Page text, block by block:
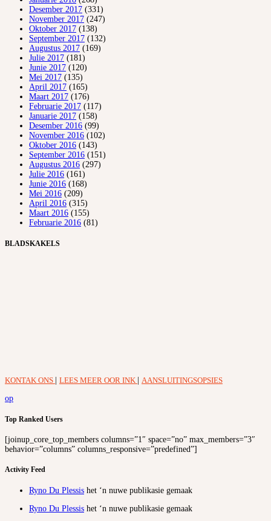
Desember 2017 (331)
November 2017 (247)
Oktober 2017 (138)
September 2017 (132)
Augustus 2017 (169)
Julie 2017 (181)
Junie 2017 (120)
Mei 2017 (135)
April 2017 (165)
Maart 2017 (176)
Februarie 2017 (117)
Januarie 2017 (158)
Desember 2016 (99)
November 2016 (102)
Oktober 2016 (143)
September 2016 (151)
Augustus 2016 (297)
Julie 2016 (161)
Junie 2016 (168)
Mei 2016 (209)
April 2016 (315)
Maart 2016 (155)
Februarie 2016 (81)
BLADSKAKELS
KONTAK ONS LEES MEER OOR INK
AANSLUITINGSOPSIES
op
Top Ranked Users
[joinup_core_top_members columns=”1″ space=”no” max_members=”3″
behavior=”columns” columns_responsive=”predefined”]
Activity Feed
Ryno Du Plessis het ‘n nuwe publikasie gemaak
Ryno Du Plessis het ‘n nuwe publikasie gemaak